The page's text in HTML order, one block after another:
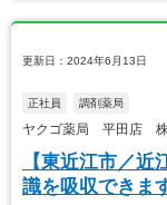
更新日：2024年6月13日
正社員 調剤薬局
ヤクゴ薬局 平田店 株
【東近江市／
識を吸収できま